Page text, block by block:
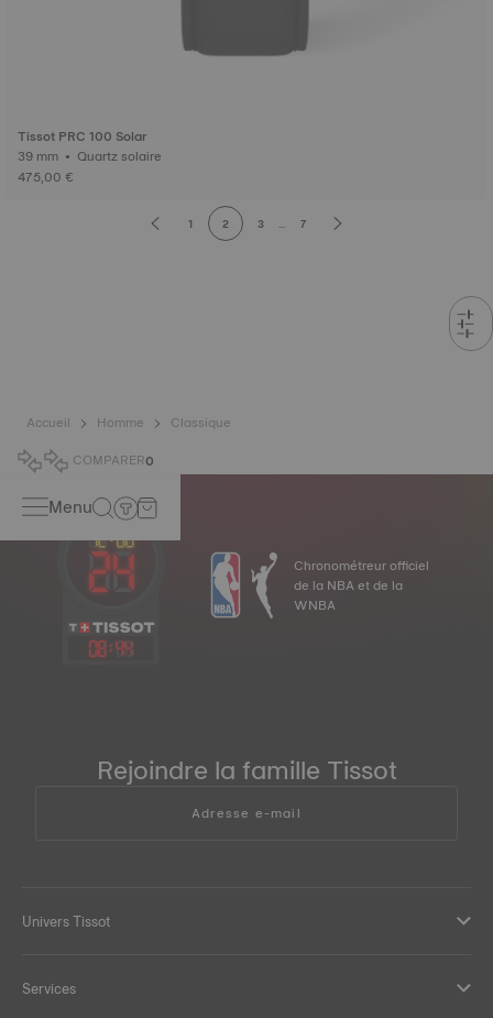
Tissot PRC 100 Solar
39 mm • Quartz solaire
475,00 €
1 2 3 ... 7
Accueil Homme
Classique
COMPARER0
Menu
08:44
Chronométreur officiel
de la NBA et de la
WNBA
Rejoindre la famille Tissot
Adresse e-mail
Univers Tissot
Services